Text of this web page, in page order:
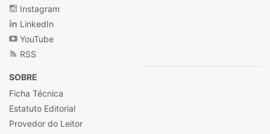
Instagram
LinkedIn
YouTube
RSS
SOBRE
Ficha Técnica
Estatuto Editorial
Provedor do Leitor